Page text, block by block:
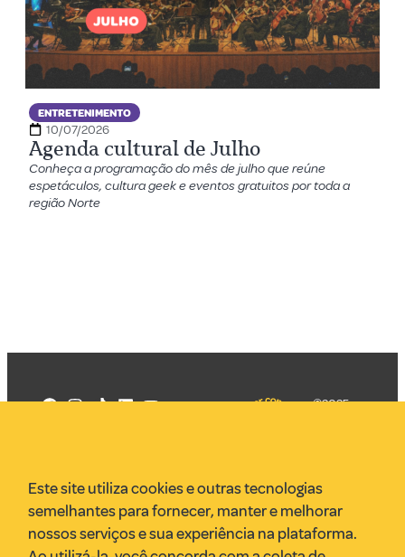
ENTRETENIMENTO
10/07/2026
Agenda cultural de Julho
Conheça a programação do mês de julho que reúne
espetáculos, cultura geek e eventos gratuitos por toda a
região Norte
VR Assessoria
Parcerias
Envie uma pauta
©2025
Este site utiliza cookies e outras tecnologias
semelhantes para fornecer, manter e melhorar
nossos serviços e sua experiência na plataforma.